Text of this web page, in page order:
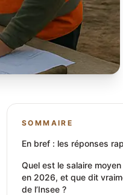
SOMMAIRE
En bref : les réponses
Quel est le salaire
en 2026, et que dit
de l’Insee ?